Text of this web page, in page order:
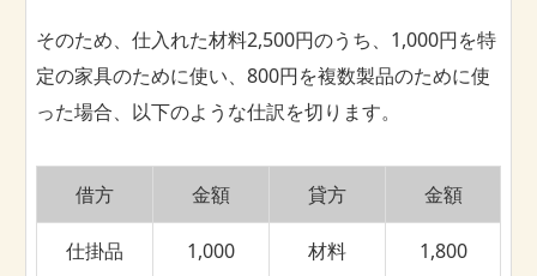
そのため、仕入れた材料2,500円のうち、1,000円を特
定の家具のために使い、800円を複数製品のために使
った場合、以下のような仕訳を切ります。
借方 金額 貸方 金額
仕掛品 1,000 材料 1,800